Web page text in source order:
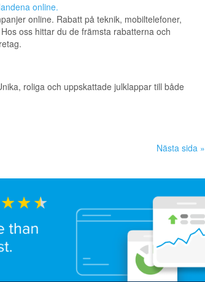
online.
online. Rabatt på teknik, mobiltelefoner,
oss hittar du de främsta rabatterna och
roliga och uppskattade julklappar till både
Nästa sida »